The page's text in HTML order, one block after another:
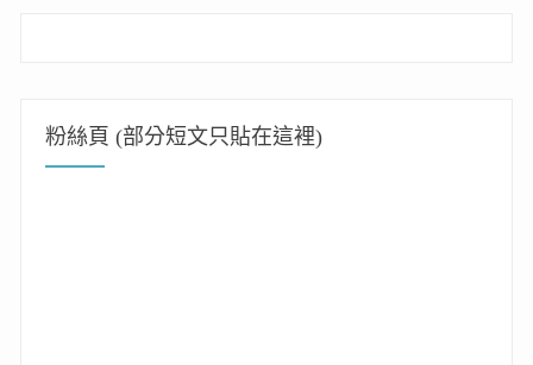
粉絲頁 (部分短文只貼在這裡)